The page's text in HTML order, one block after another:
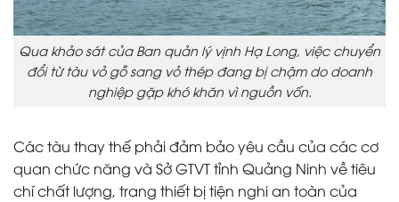
Qua khảo sát của Ban quản lý vịnh Hạ Long, việc chuyển
đổi từ tàu vỏ gỗ sang vỏ thép đang bị chậm do doanh
nghiệp gặp khó khăn vì nguồn vốn.
Các tàu thay thế phải đảm bảo yêu cầu của các cơ
quan chức năng và Sở GTVT tỉnh Quảng Ninh về tiêu
chí chất lượng, trang thiết bị tiện nghi an toàn của